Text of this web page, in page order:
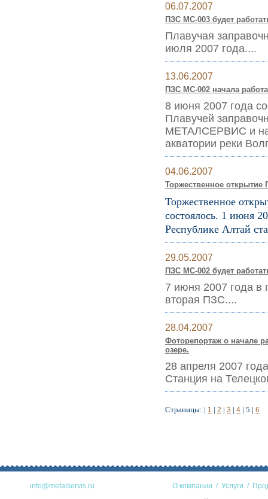
06.07.2007
ПЗС МС-003 будет
Плавучая
июля 2007 года....
13.06.2007
ПЗС МС-002 начала
8 июня 2007 года
Плавучей
МЕТАЛСЕРВИС и
акватории реки
04.06.2007
Торжественное открытие
Торжественное
состоялось. 1 июня
Республике Алтай
29.05.2007
ПЗС МС-002 будет
7 июня 2007 года в
вторая ПЗС....
28.04.2007
Фоторепортаж о начале
озере.
28 апреля 2007
Станция на
Страницы: | 1 | 2 | 3 | 4 | 5 | 6
info@metalservis.ru О компании /Услуги /